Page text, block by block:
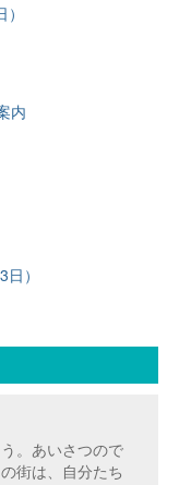
内
）
。あいさつので
街は、自分たち